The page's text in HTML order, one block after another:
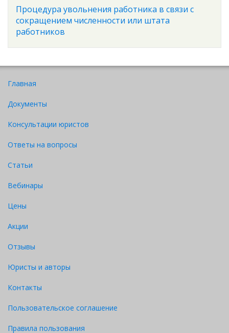
Процедура увольнения работника в связи с
сокращением численности или штата
работников
Главная
Документы
Консультации юристов
Ответы на вопросы
Статьи
Вебинары
Цены
Акции
Отзывы
Юристы и авторы
Контакты
Пользовательское соглашение
Правила пользования